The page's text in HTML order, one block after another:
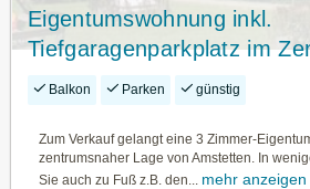
Eigentumswohnung inkl.
Tiefgaragenparkplatz im
Amstetten!
Balkon Parken günstig
Zum Verkauf gelangt eine 3 Zimmer-
zentrumsnaher Lage von Amstetten. In
Sie auch zu Fuß z.B. den...
mehr anzeigen